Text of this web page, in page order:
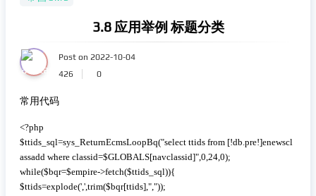
3.8 应用举例 标题分类
Post on 2022-10-04
426
0
常用代码
<?php
$ttids_sql=sys_ReturnEcmsLoopBq("select ttids from [!db.pre!]enewscl
assadd where classid=$GLOBALS[navclassid]",0,24,0);
while($bqr=$empire->fetch($ttids_sql)){
$ttids=explode(',',trim($bqr[ttids],","));